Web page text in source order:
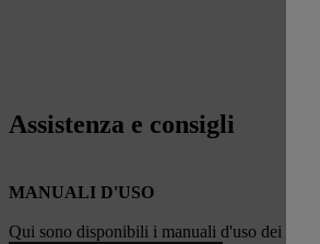
Assistenza e consigli
MANUALI D'USO
Qui sono disponibili i manuali d'uso dei